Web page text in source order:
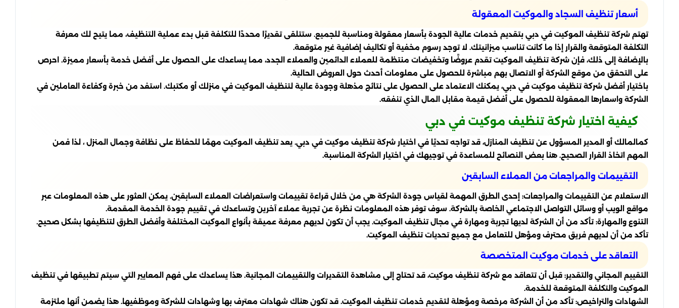
أسعار تنظيف السجاد والموكيت المعقولة
تهتم شركة تنظيف الموكيت في دبي بتقديم خدمات عالية الجودة بأسعار معقولة ومناسبة للجميع. ستتلقى تقديرًا محددًا للتكلفة قبل بدء عملية التنظيف، مما يتيح لك معرفة
التكلفة المتوقعة والقرار إذا ما كانت تناسب ميزانيتك. لا توجد رسوم مخفية أو تكاليف إضافية غير متوقعة.
بالإضافة إلى ذلك، فإن شركة تنظيف الموكيت تقدم عروضًا وتخفيضات منتظمة للعملاء الدائمين والعملاء الجدد، مما يساعدك على الحصول على أفضل خدمة بأسعار مميزة. احرص
على التحقق من موقع الشركة أو الاتصال بهم مباشرة للحصول على معلومات أحدث حول العروض الحالية.
باختيار أفضل شركة تنظيف موكيت في دبي، يمكنك الاعتماد على الحصول على نتائج مذهلة وجودة عالية لتنظيف الموكيت في منزلك أو مكتبك. استفد من خبرة وكفاءة العاملين في
الشركة واسعارها المعقولة للحصول على أفضل قيمة مقابل المال الذي تنفقه.
كيفية اختيار شركة تنظيف موكيت في دبي
كمالمالك أو المدير المسؤول عن تنظيف المنازل، قد تواجه تحديًا في اختيار شركة تنظيف موكيت في دبي. يعد تنظيف الموكيت مهمًا للحفاظ على نظافة وجمال المنزل ، لذا فمن
المهم اتخاذ القرار الصحيح. هنا بعض النصائح للمساعدة في توجيهك في اختيار الشركة المناسبة.
التقييمات والمراجعات من العملاء السابقين
الاستعلام عن التقييمات والمراجعات: إحدى الطرق المهمة لقياس جودة الشركة هي من خلال قراءة تقييمات واستعراضات العملاء السابقين. يمكن العثور على هذه المعلومات عبر
مواقع الويب أو وسائل التواصل الاجتماعي الخاصة بالشركة. سوف توفر هذه المعلومات نظرة عن تجربة عملاء آخرين وتساعدك في تقييم جودة الخدمة المقدمة.
التنوع والمهارة: تأكد من أن الشركة لديها تجربة ومهارة في مجال تنظيف الموكيت. يجب أن تكون لديهم معرفة عميقة بأنواع الموكيت المختلفة وأفضل الطرق لتنظيفها بشكل صحيح.
تأكد من أن لديهم فريق محترف ومؤهل للتعامل مع جميع تحديات تنظيف الموكيت.
التعاقد على خدمات موكيت المتخصصة
التقييم المجاني والتقدير: قبل أن تتعاقد مع شركة تنظيف موكيت، قد تحتاج إلى مشاهدة التقديرات والتقييمات المجانية. هذا يساعدك على فهم المعايير التي سيتم تطبيقها في تنظيف
الموكيت والتكلفة المتوقعة للخدمة.
الشهادات والتراخيص: تأكد من أن الشركة مرخصة ومؤهلة لتقديم خدمات تنظيف الموكيت. قد تكون هناك شهادات معترف بها وشهادات للشركة وموظفيها. هذا يضمن أنها ملتزمة